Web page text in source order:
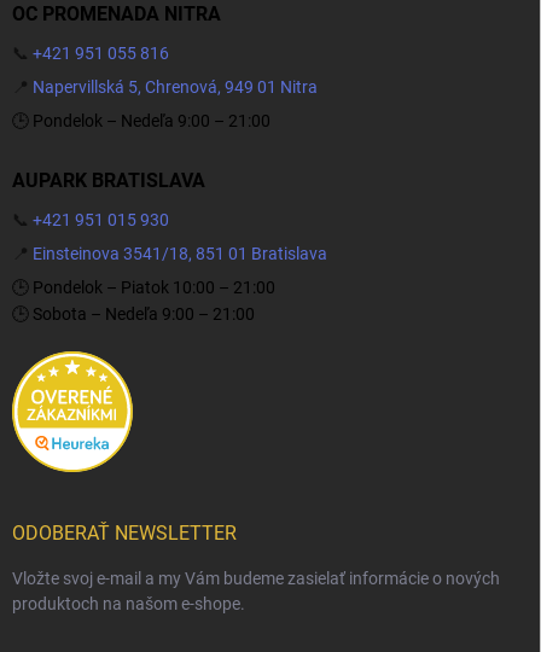
OC PROMENADA NITRA
📞 +421 951 055 816
📍 Napervillská 5, Chrenová, 949 01 Nitra
🕒 Pondelok – Nedeľa 9:00 – 21:00
AUPARK BRATISLAVA
📞 +421 951 015 930
📍 Einsteinova 3541/18, 851 01 Bratislava
🕒 Pondelok – Piatok 10:00 – 21:00
🕒 Sobota – Nedeľa 9:00 – 21:00
ODOBERAŤ NEWSLETTER
Vložte svoj e-mail a my Vám budeme zasielať informácie o nových
produktoch na našom e-shope.